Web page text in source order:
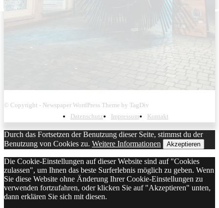
© Copyright - Newspaper WordPress Theme by TagDiv
Datenschutz
Impressum Kontakt
Durch das Fortsetzen der Benutzung dieser Seite, stimmst du der
Benutzung von Cookies zu. Weitere Informationen Akzeptieren
Die Cookie-Einstellungen auf dieser Website sind auf "Cookies
zulassen", um Ihnen das beste Surferlebnis möglich zu geben. Wenn
Sie diese Website ohne Änderung Ihrer Cookie-Einstellungen zu
verwenden fortzufahren, oder klicken Sie auf "Akzeptieren" unten,
dann erklären Sie sich mit diesen.